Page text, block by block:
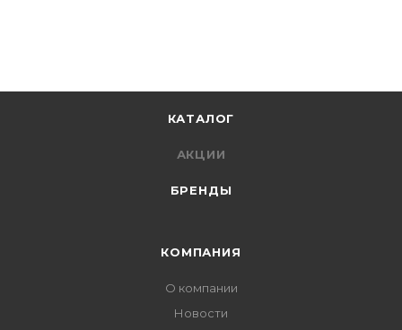
КАТАЛОГ
АКЦИИ
БРЕНДЫ
КОМПАНИЯ
О компании
Новости